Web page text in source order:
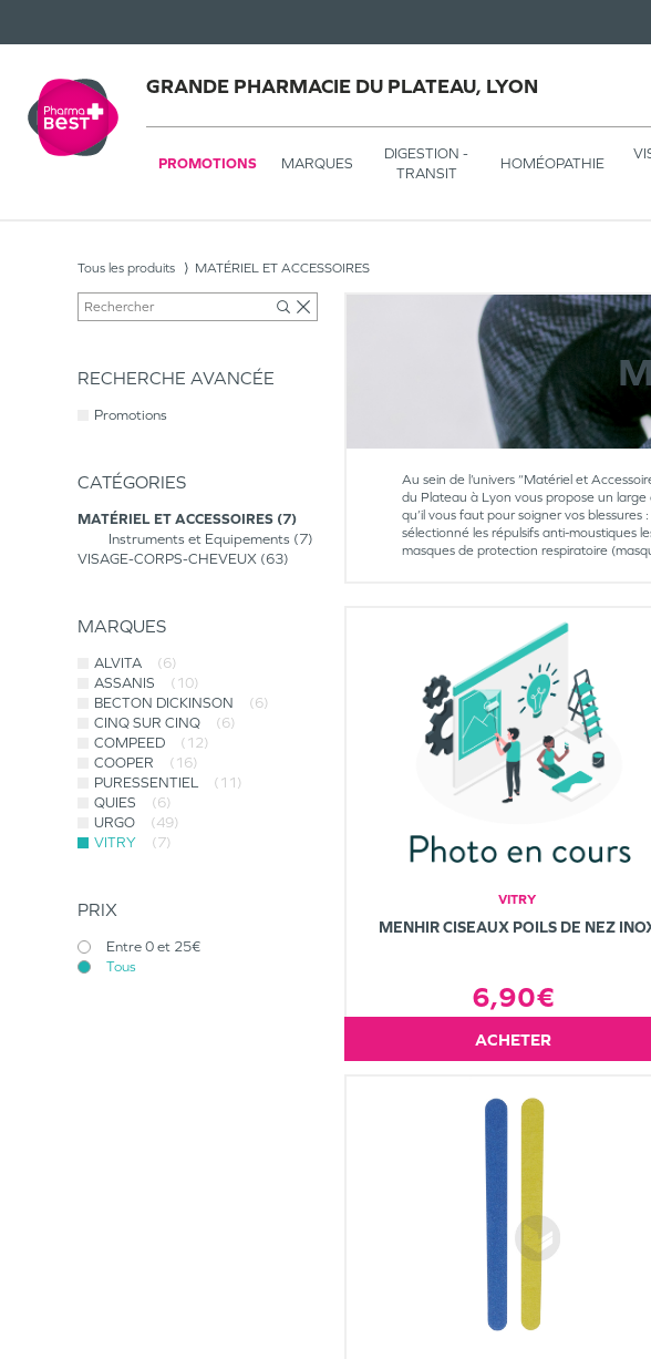
GRANDE PHARMACIE DU PLATEAU, LYON
PROMOTIONS MARQUES
DIGESTION -
TRANSIT
HOMÉOPATHIE
Tous les produits MATÉRIEL ET ACCESSOIRES
RECHERCHE AVANCÉE
Promotions
CATÉGORIES
MATÉRIEL ET ACCESSOIRES 7
Instruments et Equipements
7
VISAGE-CORPS-CHEVEUX 63
MARQUES
ALVITA
(6)
ASSANIS
(10)
BECTON DICKINSON
(6)
CINQ SUR CINQ
(6)
COMPEED
(12)
COOPER
(16)
PURESSENTIEL
(11)
QUIES
(6)
URGO
(49)
VITRY
(7)
PRIX
Entre 0 et 25€
Tous
Au sein de l’univers “Matériel et
du Plateau à Lyon vous propose un large
qu’il vous faut pour soigner vos
sélectionné les répulsifs anti-moustiques
masques de protection respiratoire
VITRY
MENHIR CISEAUX POILS DE NEZ
6,90€
ACHETER